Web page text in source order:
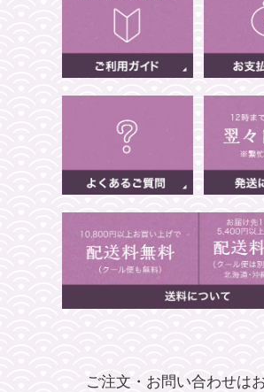
ご注文・お問い合わせは